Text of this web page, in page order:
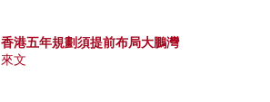
香港五年規劃須提前布局大鵬灣
來文